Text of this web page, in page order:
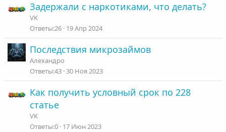
Задержали с наркотиками, что делать?
VK
26 19 Апр 2024
Последствия микрозаймов
Алехандро
43 30 Ноя 2023
Как получить условный срок по 228
статье
VK
0 17 Июн 2023